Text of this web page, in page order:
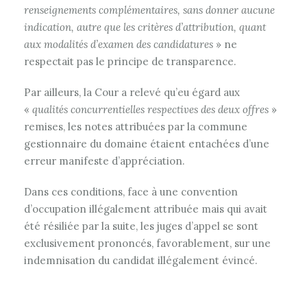
renseignements complémentaires, sans donner aucune
indication, autre que les critères d’attribution, quant
aux modalités d’examen des candidatures » ne
respectait pas le principe de transparence.
Par ailleurs, la Cour a relevé qu’eu égard aux
« qualités concurrentielles respectives des deux offres »
remises, les notes attribuées par la commune
gestionnaire du domaine étaient entachées d’une
erreur manifeste d’appréciation.
Dans ces conditions, face à une convention
d’occupation illégalement attribuée mais qui avait
été résiliée par la suite, les juges d’appel se sont
exclusivement prononcés, favorablement, sur une
indemnisation du candidat illégalement évincé.